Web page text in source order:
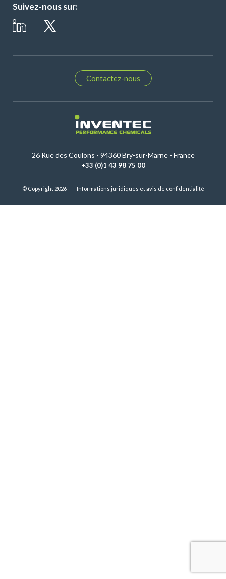
Suivez-nous sur:
Contactez-nous
26 Rue des Coulons - 94360 Bry-sur-Marne - France
+33 (0)1 43 98 75 00
© Copyright 2026 Informations juridiques et avis de confidentialité